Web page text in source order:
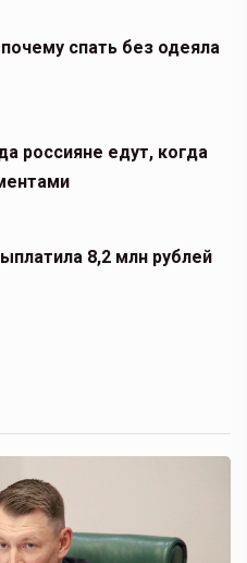
спать без одеяла
россияне едут, когда
8,2 млн рублей